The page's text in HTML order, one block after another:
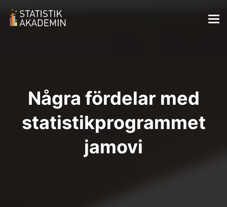
Några fördelar med
statistikprogrammet
jamovi